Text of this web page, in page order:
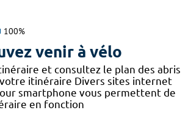
100%
venir à vélo
et consultez le plan des abris
itinéraire Divers sites internet
smartphone vous permettent de
en fonction